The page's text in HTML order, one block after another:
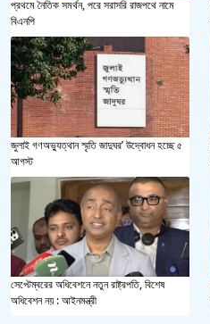
প্রথমে নৈতিক সমর্থন, পরে সরাসরি রাজপথে নামে
বিএনপি
জুলাই গণঅভ্যুত্থান স্মৃতি জাদুঘর’ উদ্বোধন হচ্ছে ৫
আগস্ট
সেপ্টেম্বরের অধিবেশনে নতুন রাষ্ট্রপতি, বিশেষ
অধিবেশন নয় : আইনমন্ত্রী